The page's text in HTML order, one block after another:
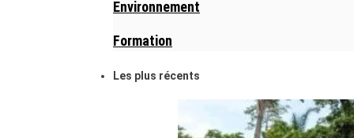
Environnement
Formation
Les plus récents